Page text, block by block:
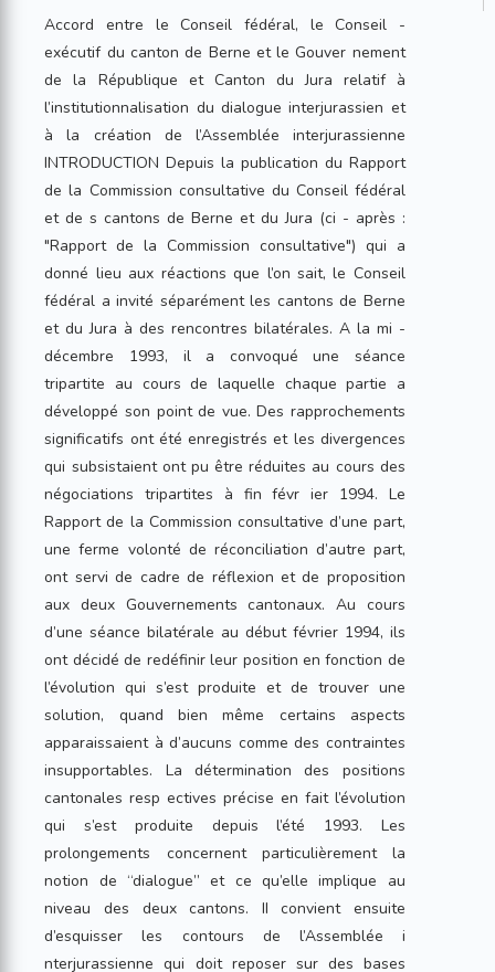
Accord entre le Conseil fédéral, le Conseil -
exécutif du canton de Berne et le Gouver nement
de la République et Canton du Jura relatif à
l’institutionnalisation du dialogue interjurassien et
à la création de l’Assemblée interjurassienne
INTRODUCTION Depuis la publication du Rapport
de la Commission consultative du Conseil fédéral
et de s cantons de Berne et du Jura (ci - après :
"Rapport de la Commission consultative") qui a
donné lieu aux réactions que l’on sait, le Conseil
fédéral a invité séparément les cantons de Berne
et du Jura à des rencontres bilatérales. A la mi -
décembre 1993, il a convoqué une séance
tripartite au cours de laquelle chaque partie a
développé son point de vue. Des rapprochements
significatifs ont été enregistrés et les divergences
qui subsistaient ont pu être réduites au cours des
négociations tripartites à fin févr ier 1994. Le
Rapport de la Commission consultative d’une part,
une ferme volonté de réconciliation d’autre part,
ont servi de cadre de réflexion et de proposition
aux deux Gouvernements cantonaux. Au cours
d’une séance bilatérale au début février 1994, ils
ont décidé de redéfinir leur position en fonction de
l’évolution qui s’est produite et de trouver une
solution, quand bien même certains aspects
apparaissaient à d’aucuns comme des contraintes
insupportables. La détermination des positions
cantonales resp ectives précise en fait l’évolution
qui s’est produite depuis l’été 1993. Les
prolongements concernent particulièrement la
notion de “dialogue” et ce qu’elle implique au
niveau des deux cantons. II convient ensuite
d’esquisser les contours de l’Assemblée i
nterjurassienne qui doit reposer sur des bases